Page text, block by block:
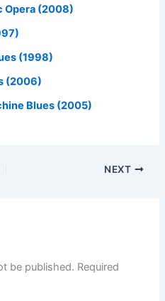
Opera (2008)
(1998)
(2006)
Blues (2005)
NEXT
be published. Required